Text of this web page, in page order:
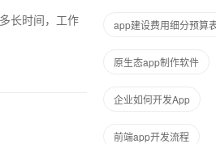
app建设费用细分预算
原生态app制作软件
企业如何开发App
前端app开发流程